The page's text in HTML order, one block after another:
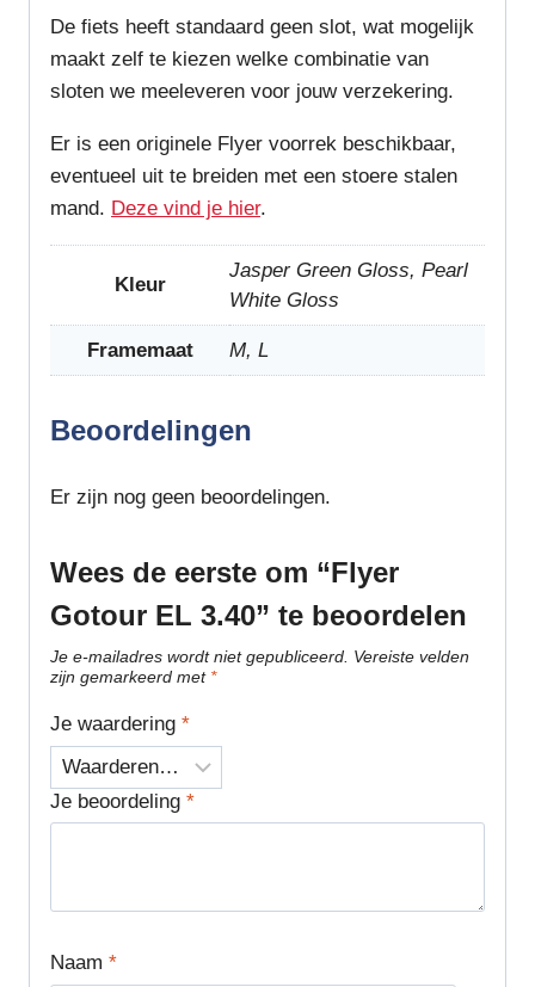
De fiets heeft standaard geen slot, wat mogelijk
maakt zelf te kiezen welke combinatie van
sloten we meeleveren voor jouw verzekering.
Er is een originele Flyer voorrek beschikbaar,
eventueel uit te breiden met een stoere stalen
mand. Deze vind je hier.
Kleur
Jasper Green Gloss, Pearl
White Gloss
Framemaat M, L
Beoordelingen
Er zijn nog geen beoordelingen.
Wees de eerste om “Flyer
Gotour EL 3.40” te beoordelen
Je e-mailadres wordt niet gepubliceerd. Vereiste velden
zijn gemarkeerd met *
Je waardering *
Je beoordeling *
Naam *